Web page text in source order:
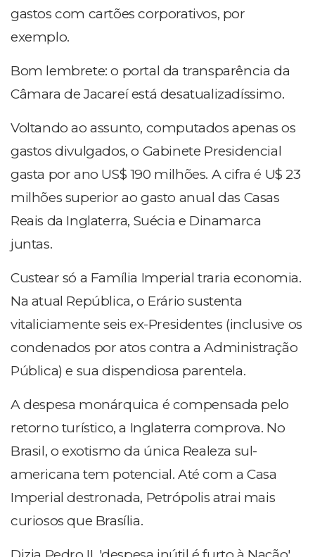
gastos com cartões corporativos, por
exemplo.
Bom lembrete: o portal da transparência da
Câmara de Jacareí está desatualizadíssimo.
Voltando ao assunto, computados apenas os
gastos divulgados, o Gabinete Presidencial
gasta por ano US$ 190 milhões. A cifra é U$ 23
milhões superior ao gasto anual das Casas
Reais da Inglaterra, Suécia e Dinamarca
juntas.
Custear só a Família Imperial traria economia.
Na atual República, o Erário sustenta
vitaliciamente seis ex-Presidentes (inclusive os
condenados por atos contra a Administração
Pública) e sua dispendiosa parentela.
A despesa monárquica é compensada pelo
retorno turístico, a Inglaterra comprova. No
Brasil, o exotismo da única Realeza sul-
americana tem potencial. Até com a Casa
Imperial destronada, Petrópolis atrai mais
curiosos que Brasília.